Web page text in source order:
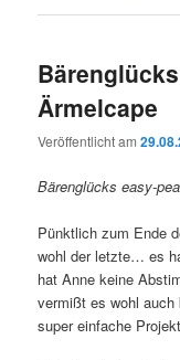
Ärmelcape
Veröffentlicht am
Bärenglücks easy-
Pünktlich zum Ende
wohl der letzte… es
hat Anne keine
vermißt es wohl
super einfache